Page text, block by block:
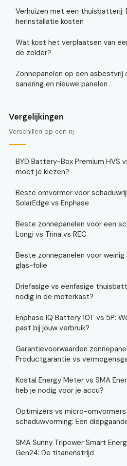
Verhuizen met een thuisbatterij:
herinstallatie kosten
Wat kost het verplaatsen van
de zolder?
Zonnepanelen op een asbestvrij
sanering en nieuwe panelen
Vergelijkingen
Verschillen op een rij
BYD Battery-Box Premium HVS
moet je kiezen?
Beste omvormer voor
SolarEdge vs Enphase
Beste zonnepanelen voor een
Longi vs Trina vs REC
Beste zonnepanelen voor
glas-folie
Driefasige vs eenfasige
nodig in de meterkast?
Enphase IQ Battery 10T vs 5P:
past bij jouw verbruik?
Garantievoorwaarden
Productgarantie vs
Kostal Energy Meter vs SMA
heb je nodig voor je accu?
Optimizers vs micro-omvormers
schaduwvorming: Een
SMA Sunny Tripower Smart
Gen24: De titanenstrijd